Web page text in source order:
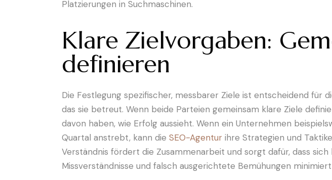
Platzierungen in Suchmaschinen.
Klare Zielvorgaben:
definieren
Die Festlegung spezifischer, messbarer Ziele ist entscheidend für
das sie betreut. Wenn beide Parteien gemeinsam klare Ziele
davon haben, wie Erfolg aussieht. Wenn ein Unternehmen
Quartal anstrebt, kann die SEO-Agentur ihre Strategien und
Verständnis fördert die Zusammenarbeit und sorgt dafür, dass
Missverständnisse und falsch ausgerichtete Bemühungen